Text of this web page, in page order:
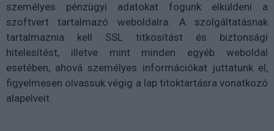
személyes pénzügyi adatokat fogunk elküldeni a
szoftvert tartalmazó weboldalra. A szolgáltatásnak
tartalmaznia kell SSL titkosítást és biztonsági
hitelesítést, illetve mint minden egyéb weboldal
esetében, ahová személyes információkat juttatunk el,
figyelmesen olvassuk végig a lap titoktartásra vonatkozó
alapelveit.